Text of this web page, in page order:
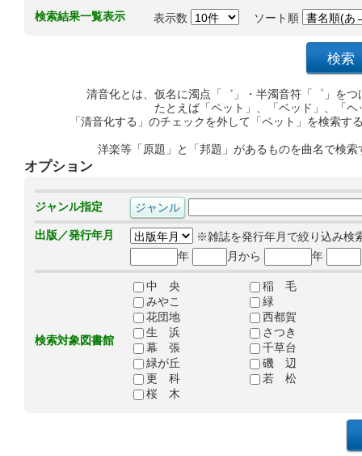
検索結果一覧表示 表示数 ソート順
清音化とは、仮名に濁点「゛」・半濁音符「゜」を
たとえば「ペット」、「ベッド」、「
「清音化する」のチェックを外して「ペット」を検索
洋楽等「原題」と「邦題」があるものを曲名で検
オプション
ジャンル指定
出版／発行年月
※雑誌を発行年月で絞り込み検
年
月から 年
検索対象図書館
中 央
稲 毛
みやこ
緑
花団地
西都賀
生 浜
さつき
幕 張
千草台
緑が丘
磯 辺
更 科
若 松
桜 木